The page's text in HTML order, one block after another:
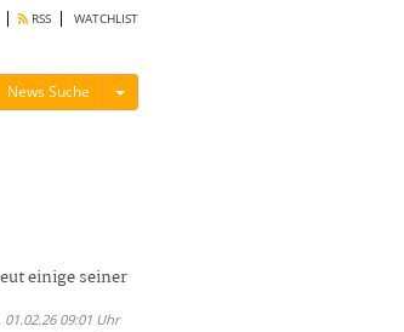
RSS WATCHLIST
News Suche Menü ein-/ausblenden
einige seiner
09:01 Uhr